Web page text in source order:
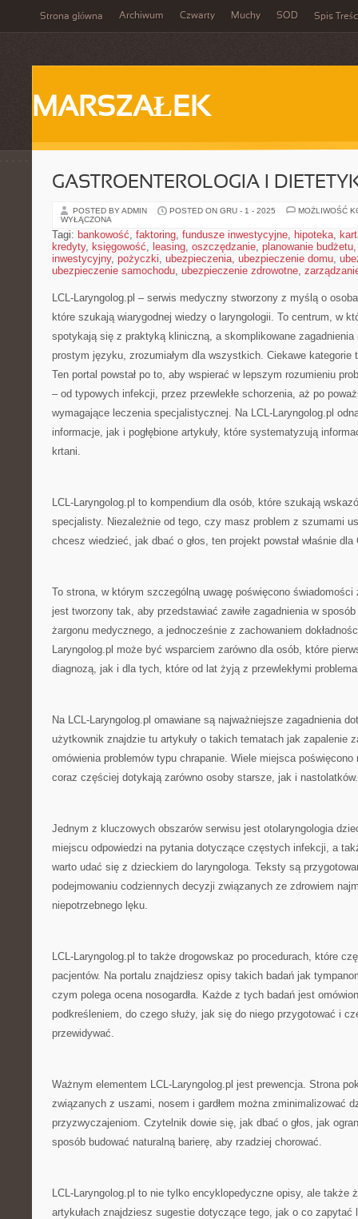
Strona główna Archiwum Czwarty Muchy SOD Spis
MARSZAŁEK
GASTROENTEROLOGIA I
POSTED BY ADMIN POSTED ON GRU - 1 - 2025
MOŻLIWOŚĆ
WYŁĄCZONA
Tagi: bankowość, faktoring, fundusze inwestycyjne, hipoteka,
kredyty, księgowość, leasing, oszczędzanie, planowanie budżetu
inwestycyjny, pożyczki, ubezpieczenia, ubezpieczenie domu,
ubezpieczenie samochodu, ubezpieczenie zdrowotne,
LCL-Laryngolog.pl – serwis medyczny stworzony z myślą o
które szukają wiarygodnej wiedzy o laryngologii. To centrum, w
spotykają się z praktyką kliniczną, a skomplikowane zagadnienia
prostym języku, zrozumiałym dla wszystkich. Ciekawe kategorie
Ten portal powstał po to, aby wspierać w lepszym rozumieniu
– od typowych infekcji, przez przewlekłe schorzenia, aż po
wymagające leczenia specjalistycznej. Na LCL-Laryngolog.pl
informacje, jak i pogłębione artykuły, które systematyzują
krtani.
LCL-Laryngolog.pl to kompendium dla osób, które szukają
specjalisty. Niezależnie od tego, czy masz problem z szumami
chcesz wiedzieć, jak dbać o głos, ten projekt powstał właśnie dla
To strona, w którym szczególną uwagę poświęcono świadomości
jest tworzony tak, aby przedstawiać zawiłe zagadnienia w
żargonu medycznego, a jednocześnie z zachowaniem
Laryngolog.pl może być wsparciem zarówno dla osób, które
diagnozą, jak i dla tych, które od lat żyją z przewlekłymi
Na LCL-Laryngolog.pl omawiane są najważniejsze zagadnienia
użytkownik znajdzie tu artykuły o takich tematach jak zapalenie
omówienia problemów typu chrapanie. Wiele miejsca poświęcono
coraz częściej dotykają zarówno osoby starsze, jak i nastolatków.
Jednym z kluczowych obszarów serwisu jest otolaryngologia
miejscu odpowiedzi na pytania dotyczące częstych infekcji, a
warto udać się z dzieckiem do laryngologa. Teksty są
podejmowaniu codziennych decyzji związanych ze zdrowiem
niepotrzebnego lęku.
LCL-Laryngolog.pl to także drogowskaz po procedurach, które
pacjentów. Na portalu znajdziesz opisy takich badań jak
czym polega ocena nosogardła. Każde z tych badań jest
podkreśleniem, do czego służy, jak się do niego przygotować i
przewidywać.
Ważnym elementem LCL-Laryngolog.pl jest prewencja. Strona
związanych z uszami, nosem i gardłem można zminimalizować
przyzwyczajeniom. Czytelnik dowie się, jak dbać o głos, jak
sposób budować naturalną barierę, aby rzadziej chorować.
LCL-Laryngolog.pl to nie tylko encyklopedyczne opisy, ale także
artykułach znajdziesz sugestie dotyczące tego, jak o co zapytać